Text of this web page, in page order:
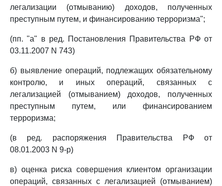
легализации (отмыванию) доходов, полученных
преступным путем, и финансированию терроризма";
(пп. "а" в ред. Постановления Правительства РФ от
03.11.2007 N 743)
б) выявление операций, подлежащих обязательному
контролю, и иных операций, связанных с
легализацией (отмыванием) доходов, полученных
преступным путем, или финансированием
терроризма;
(в ред. распоряжения Правительства РФ от
08.01.2003 N 9-р)
в) оценка риска совершения клиентом организации
операций, связанных с легализацией (отмыванием)